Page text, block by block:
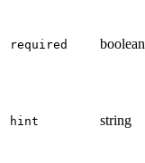
required boolean
hint string